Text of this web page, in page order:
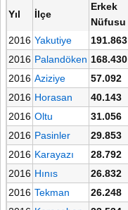
Yıl İlçe
Erkek
Nüfusu
2016 Yakutiye 191.863
2016 Palandöken 168.430
2016 Aziziye 57.092
2016 Horasan 40.143
2016 Oltu 31.056
2016 Pasinler 29.853
2016 Karayazı 28.792
2016 Hınıs 26.832
2016 Tekman 26.248